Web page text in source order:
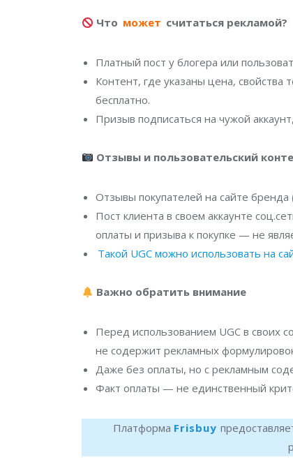
Что может считаться рекламой?
Платный пост у блогера или
Контент, где указаны цена,
бесплатно.
Призыв подписаться на чужой
Отзывы и пользовательский
Отзывы покупателей на сайте
Пост клиента в своем аккаунте
оплаты и призыва к покупке — не
Такой UGC можно использовать на
Важно обратить внимание
Перед использованием UGC в своих
не содержит рекламных
Даже без оплаты, но с рекламным
Факт оплаты — не единственный
Платформа Frisbuy